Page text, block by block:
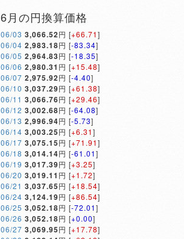
6月の円換算価格
06/03 3,066.52円 [+66.71]
06/04 2,983.18円 [-83.34]
06/05 2,964.83円 [-18.35]
06/06 2,980.31 円 [+15.48]
06/07 2,975.92円 [-4.40]
06/10 3,037.29円 [+61.38]
06/11 3,066.76円 [+29.46]
06/12 3,002.68円 [-64.08]
06/13 2,996.94円 [-5.73]
06/14 3,003.25円 [+6.31]
06/17 3,075.15円 [+71.91]
06/18 3,014.14円 [-61.01]
06/19 3,017.39円 [+3.25]
06/20 3,019.11 円 [+1.72]
06/21 3,037.65円 [+18.54]
06/24 3,124.19円 [+86.54]
06/25 3,052.18円 [-72.01]
06/26 3,052.18円 [+0.00]
06/27 3,069.95円 [+17.78]